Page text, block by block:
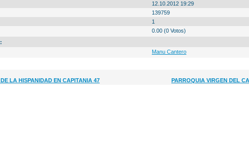
12.10.2012 19:29
139759
1
0.00 (0 Votos)
Manu Cantero
LA HISPANIDAD EN CAPITANIA 47
PARROQUIA VIRGEN DEL